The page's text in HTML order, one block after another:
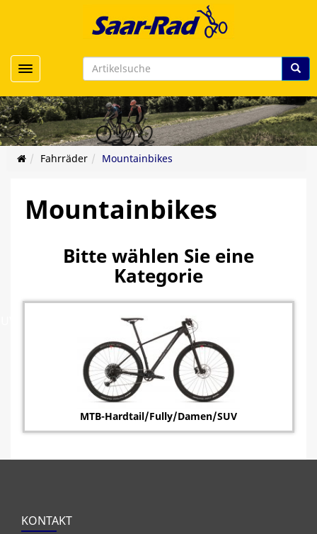
Toggle navigation
Fahrräder Mountainbikes
Mountainbikes
Bitte wählen Sie eine
Kategorie
MTB-Hardtail/Fully/Damen/SUV
KONTAKT